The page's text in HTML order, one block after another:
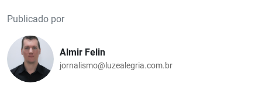
Publicado por
Almir Felin
jornalismo@luzealegria.com.br